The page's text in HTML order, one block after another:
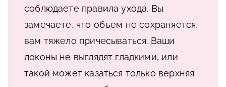
соблюдаете правила ухода. Вы
замечаете, что объем не сохраняется,
вам тяжело причесываться. Ваши
локоны не выглядят гладкими, или
такой может казаться только верхняя